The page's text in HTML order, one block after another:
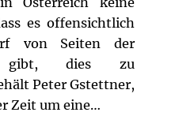
es offensichtlich
von Seiten der
gibt, dies zu
Peter Gstettner,
Zeit um eine…